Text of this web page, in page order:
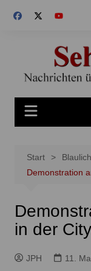
Inhalt
Start
Demonstration
in der
JPH 11.